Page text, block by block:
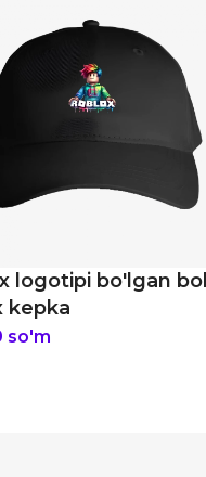
logotipi bo'lgan
kepka
so'm